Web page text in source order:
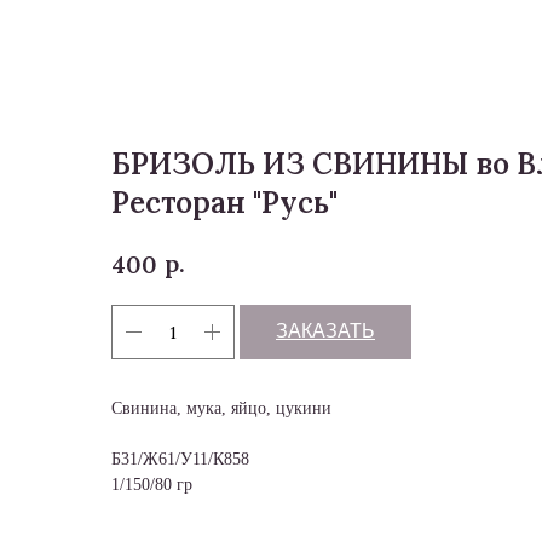
БРИЗОЛЬ ИЗ СВИНИНЫ во
Ресторан "Русь"
400 р.
ЗАКАЗАТЬ
Свинина, мука, яйцо, цукини
Б31/Ж61/У11/К858
1/150/80 гр